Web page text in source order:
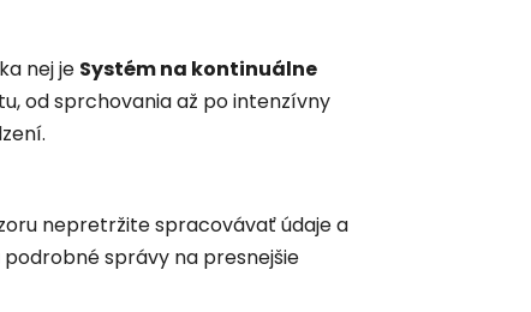
nej je Systém na kontinuálne
od sprchovania až po intenzívny
nepretržite spracovávať údaje a
správy na presnejšie